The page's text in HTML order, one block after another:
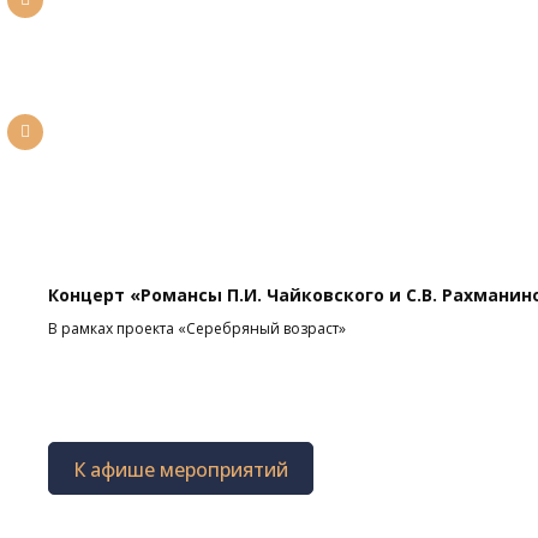
Концерт «Романсы П.И. Чайковского и С.В.
В рамках проекта «Серебряный возраст»
К афише мероприятий